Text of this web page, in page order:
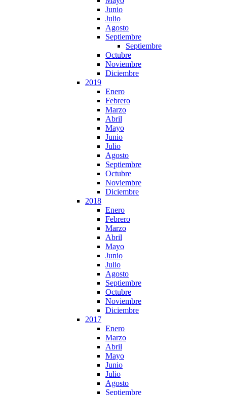
Junio
Julio
Agosto
Septiembre
Septiembre
Octubre
Noviembre
Diciembre
2019
Enero
Febrero
Marzo
Abril
Mayo
Junio
Julio
Agosto
Septiembre
Octubre
Noviembre
Diciembre
2018
Enero
Febrero
Marzo
Abril
Mayo
Junio
Julio
Agosto
Septiembre
Octubre
Noviembre
Diciembre
2017
Enero
Marzo
Abril
Mayo
Junio
Julio
Agosto
Septiembre